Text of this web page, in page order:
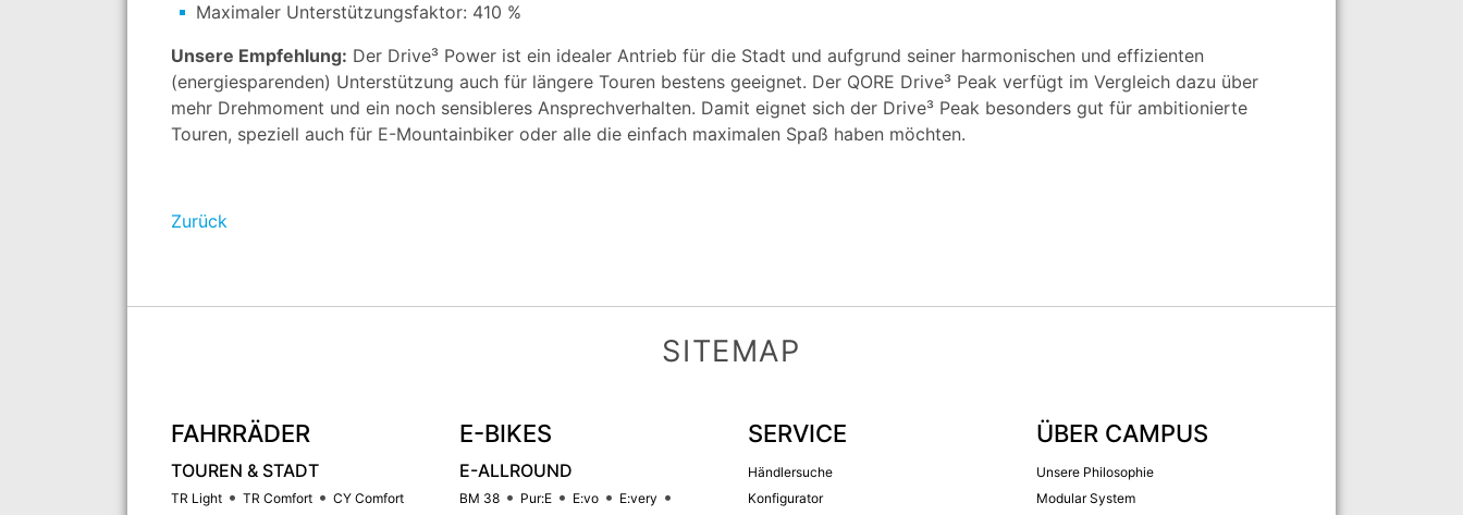
Maximaler Unterstützungsfaktor: 410 %
Unsere Empfehlung: Der Drive³ Power ist ein idealer Antrieb für die Stadt und aufgrund seiner harmonischen und effizienten
(energiesparenden) Unterstützung auch für längere Touren bestens geeignet. Der QORE Drive³ Peak verfügt im Vergleich dazu über
mehr Drehmoment und ein noch sensibleres Ansprechverhalten. Damit eignet sich der Drive³ Peak besonders gut für ambitionierte
Touren, speziell auch für E-Mountainbiker oder alle die einfach maximalen Spaß haben möchten.
Zurück
SITEMAP
FAHRRÄDER
TOUREN & STADT
TR Light TR Comfort CY Comfort
E-BIKES
E-ALLROUND
BM 38 Pur:E E:vo
E:very
SERVICE
Händlersuche
Konfigurator
ÜBER CAMPUS
Unsere Philosophie
Modular System